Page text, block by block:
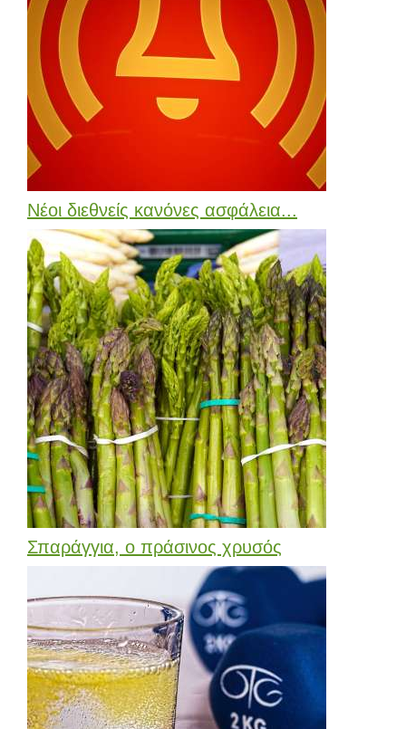
Νέοι διεθνείς κανόνες ασφάλεια...
Σπαράγγια, ο πράσινος χρυσός